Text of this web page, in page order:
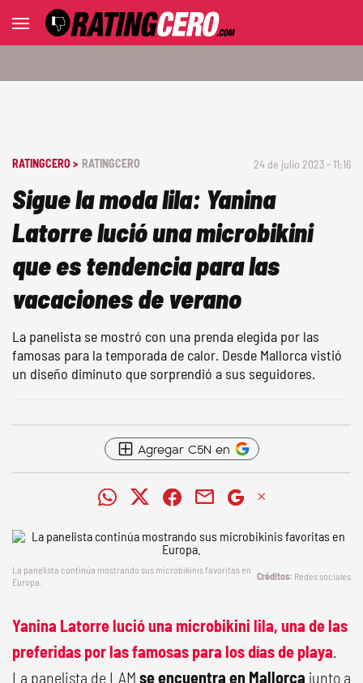
RATINGCERO > RATINGCERO 24 de julio 2023 - 11:16
Sigue la moda lila: Yanina
Latorre lució una microbikini
que es tendencia para las
vacaciones de verano
La panelista se mostró con una prenda elegida por las
famosas para la temporada de calor. Desde Mallorca vistió
un diseño diminuto que sorprendió a sus seguidores.
Agregar C5N en
La panelista continúa mostrando sus microbikinis favoritas en
Europa.
Redes sociales
Yanina Latorre lució una microbikini lila, una de las
preferidas por las famosas para los días de playa.
La panelista de LAM se encuentra en Mallorca junto a